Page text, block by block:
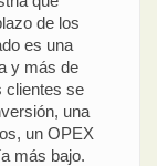
de los
es una
y más de
clientes se
una
un OPEX
más bajo.